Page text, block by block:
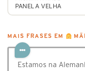
PANELA VELHA
MAIS FRASES EM
Estamos na